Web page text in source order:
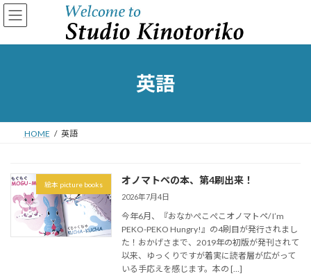
コ
ン
ン
ナ
ビ
ー
英語
HOME 英語
絵本 picture books オノマトペの本、第4刷出来！
2026年7月4日
今年6月、『おなかぺこぺこオノマトペ/ I’m
PEKO-PEKO Hungry!』の4刷目が発行されまし
た！おかげさまで、2019年の初版が発刊されて
以来、ゆっくりですが着実に読者層が広がって
いる手応えを感じます。本の […]